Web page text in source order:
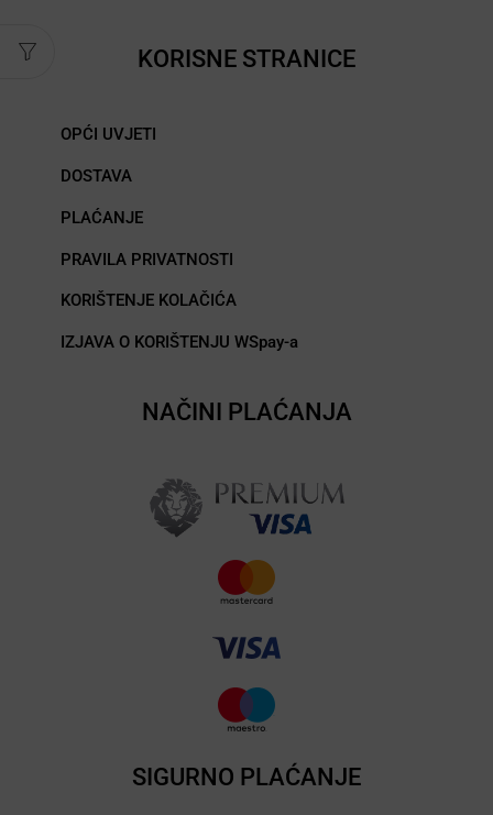
KORISNE STRANICE
OPĆI UVJETI
DOSTAVA
PLAĆANJE
PRAVILA PRIVATNOSTI
KORIŠTENJE KOLAČIĆA
IZJAVA O KORIŠTENJU WSpay-a
NAČINI PLAĆANJA
SIGURNO PLAĆANJE